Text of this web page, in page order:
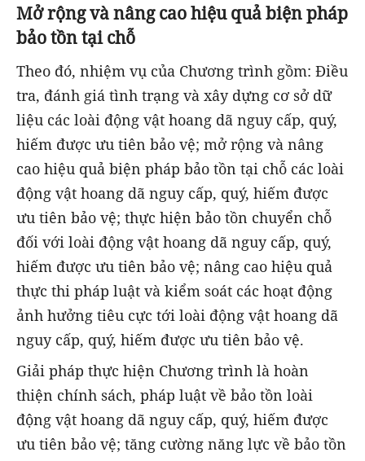
Mở rộng và nâng cao hiệu quả biện pháp
bảo tồn tại chỗ
Theo đó, nhiệm vụ của Chương trình gồm: Điều
tra, đánh giá tình trạng và xây dựng cơ sở dữ
liệu các loài động vật hoang dã nguy cấp, quý,
hiếm được ưu tiên bảo vệ; mở rộng và nâng
cao hiệu quả biện pháp bảo tồn tại chỗ các loài
động vật hoang dã nguy cấp, quý, hiếm được
ưu tiên bảo vệ; thực hiện bảo tồn chuyển chỗ
đối với loài động vật hoang dã nguy cấp, quý,
hiếm được ưu tiên bảo vệ; nâng cao hiệu quả
thực thi pháp luật và kiểm soát các hoạt động
ảnh hưởng tiêu cực tới loài động vật hoang dã
nguy cấp, quý, hiếm được ưu tiên bảo vệ.
Giải pháp thực hiện Chương trình là hoàn
thiện chính sách, pháp luật về bảo tồn loài
động vật hoang dã nguy cấp, quý, hiếm được
ưu tiên bảo vệ; tăng cường năng lực về bảo tồn